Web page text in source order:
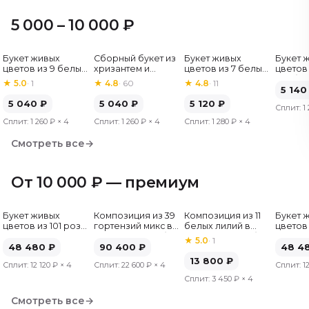
5 000 – 10 000 ₽
Букет живых
цветов из 9 белых
роз, Эквадор, 60
см
★ 5.0· 1
5 040 ₽
Сплит: 1 260 ₽ × 4
Хит
Сборный букет из
хризантем и
альстромерий
★ 4.8· 60
5 040 ₽
Сплит: 1 260 ₽× 4
Букет живых
цветов из 7 белых
хризантем
★4.8·11
5 120 ₽
Сплит:1 280 ₽ × 4
Букет
цветов
5 140
Сплит: 1
Смотреть все→
От 10 000 ₽ — премиум
Букет живых
цветов из 101 розы
см
48 480 ₽
Сплит: 12 120 ₽ × 4
Композиция из 39
гортензий микс в
90 400 ₽
Сплит: 22 600 ₽× 4
Композиция из 11
белых лилий в
шляпной коробке
★5.0·1
13 800 ₽
Сплит:3 450 ₽ × 4
Букет
цветов
см
48
Сплит:
Смотреть все→